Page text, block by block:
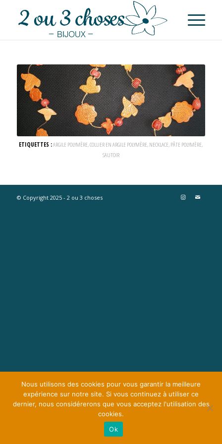
ETIQUETTES :ARGILE POLYMÈRE,COLLIER EN ARGILE POLYMÈRE,NECKLACE,PÂTE POLYMÈRE,
SAUTOIR
© Copyright 2025 - 2 ou 3 choses
Nous utilisons des cookies pour vous garantir la meilleure
expérience sur notre site. Si vous continuez à utiliser ce
dernier, nous considérerons que vous acceptez l'utilisation des
cookies.
Ok